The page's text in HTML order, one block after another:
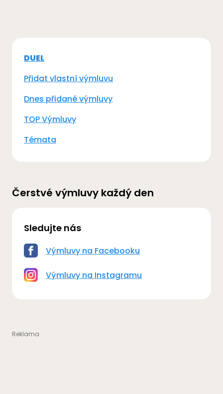
DUEL
Přidat vlastní výmluvu
Dnes přidané výmluvy
TOP Výmluvy
Témata
Čerstvé výmluvy každý den
Sledujte nás
Výmluvy na Facebooku
Výmluvy na Instagramu